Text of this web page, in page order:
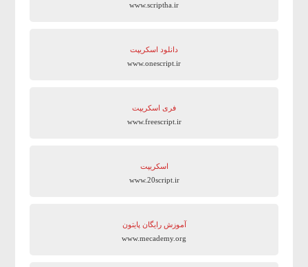
www.scriptha.ir
دانلود اسکریپت
www.onescript.ir
فری اسکریپت
www.freescript.ir
اسکریپت
www.20script.ir
آموزش رایگان پایتون
www.mecademy.org